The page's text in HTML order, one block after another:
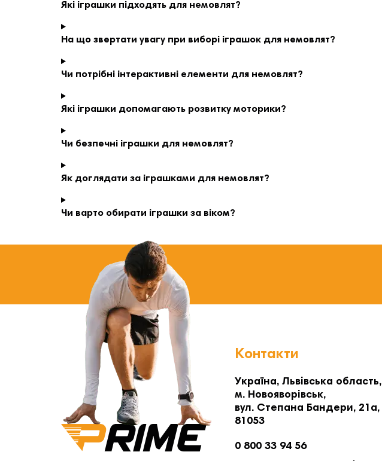
Які іграшки підходять для немовлят?
На що звертати увагу при виборі іграшок для немовлят?
Чи потрібні інтерактивні елементи для немовлят?
Які іграшки допомагають розвитку моторики?
Чи безпечні іграшки для немовлят?
Як доглядати за іграшками для немовлят?
Чи варто обирати іграшки за віком?
Контакти
Україна, Львівська область,
м. Новояворівськ,
вул. Степана Бандери, 21а,
81053
0 800 33 94 56